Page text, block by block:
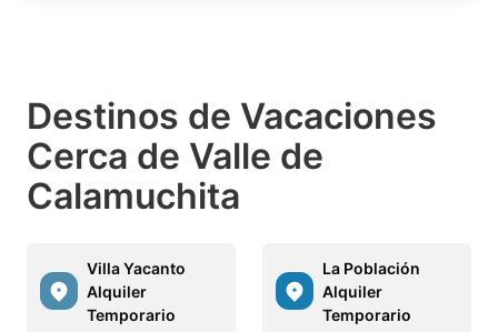
Destinos de Vacaciones
Cerca de Valle de
Calamuchita
Villa Yacanto
Alquiler
Temporario
La Población
Alquiler
Temporario